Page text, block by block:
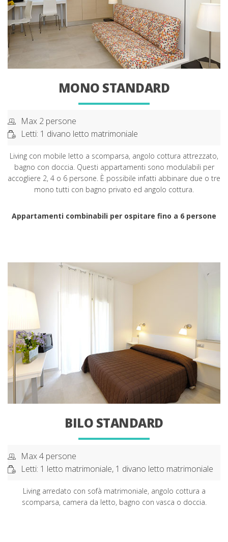
MONO STANDARD
Max 2 persone
Letti: 1 divano letto matrimoniale
Living con mobile letto a scomparsa, angolo cottura attrezzato,
bagno con doccia. Questi appartamenti sono modulabili per
accogliere 2, 4 o 6 persone. È possibile infatti abbinare due o tre
mono tutti con bagno privato ed angolo cottura.
Appartamenti combinabili per ospitare fino a 6 persone
BILO STANDARD
Max 4 persone
Letti: 1 letto matrimoniale, 1 divano letto matrimoniale
Living arredato con sofà matrimoniale, angolo cottura a
scomparsa, camera da letto, bagno con vasca o doccia.